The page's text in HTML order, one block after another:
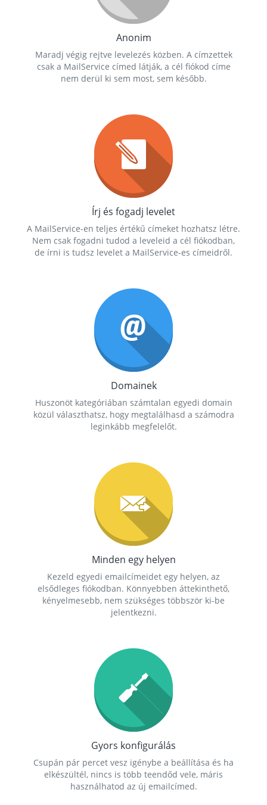
Anonim
Maradj végig rejtve levelezés közben. A címzettek
csak a MailService címed látják, a cél fiókod címe
nem derül ki sem most, sem később.
Írj és fogadj levelet
A MailService-en teljes értékű címeket hozhatsz létre.
Nem csak fogadni tudod a leveleid a cél fiókodban,
de írni is tudsz levelet a MailService-es címeidről.
Domainek
Huszonöt kategóriában számtalan egyedi domain
közül választhatsz, hogy megtalálhasd a számodra
leginkább megfelelőt.
Minden egy helyen
Kezeld egyedi emailcímeidet egy helyen, az
elsődleges fiókodban. Könnyebben áttekinthető,
kényelmesebb, nem szükséges többször ki-be
jelentkezni.
Gyors konfigurálás
Csupán pár percet vesz igénybe a beállítása és ha
elkészültél, nincs is több teendőd vele, máris
használhatod az új emailcímed.